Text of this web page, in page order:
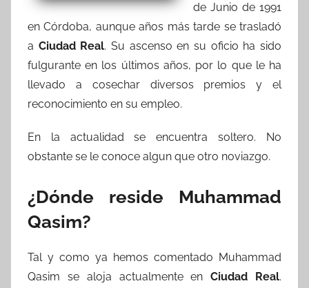
de Junio de 1991
en Córdoba, aunque años más tarde se trasladó
a Ciudad Real. Su ascenso en su oficio ha sido
fulgurante en los últimos años, por lo que le ha
llevado a cosechar diversos premios y el
reconocimiento en su empleo.
En la actualidad se encuentra soltero. No
obstante se le conoce algun que otro noviazgo.
¿Dónde reside Muhammad
Qasim?
Tal y como ya hemos comentado Muhammad
Qasim se aloja actualmente enCiudad Real.